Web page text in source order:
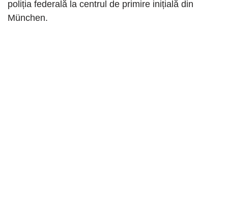
poliția federală la centrul de primire inițială din
München.